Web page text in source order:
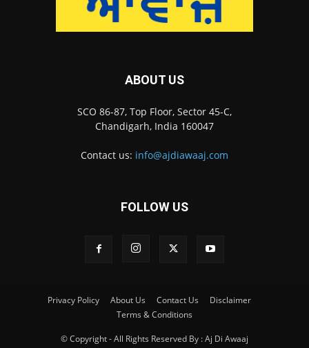
ABOUT US
SCO 86-87, Top Floor, Sector 45-C,
Chandigarh, India 160047
Contact us: info@ajdiawaaj.com
FOLLOW US
Privacy Policy About Us Contact Us
Disclaimer
Terms & Conditions
© Copyright - All Rights Reserved By : Aj Di Awaaj